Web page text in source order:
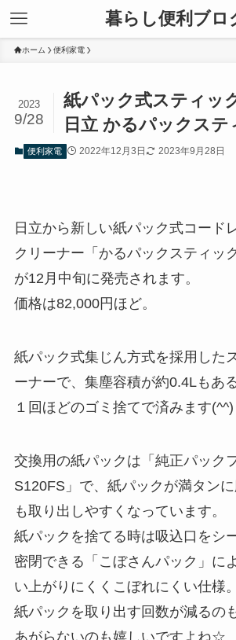
暮らし便利ブロ
ホーム 便利家電
紙パック式スティッ
日立 かるパックステ
2023
9/28
便利家電 2022年12月3日 2023年9月28日
日立から新しい紙パック式コード
クリーナー「かるパックスティッ
が12月中旬に発売されます。
価格は82,000円ほど。
紙パック式集じん方式を採用した
ーナーで、集塵容積が約0.4Lもあ
１回ほどのゴミ捨てで済みます(^^)
交換用の紙パックは「純正パック
S120FS」で、紙パックが満タン
も取り出しやすくなっています。
紙パックを捨てる時は吸込口をシ
密閉できる「こぼさんパック」に
い上がりにくくこぼれにくい仕様。
紙パックを取り出す回数が減るの
あがらないのも嬉しいですよね☆